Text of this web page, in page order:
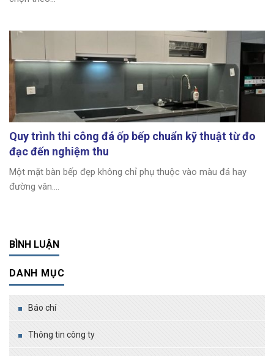
Quy trình thi công đá ốp bếp chuẩn kỹ thuật từ đo
đạc đến nghiệm thu
Một mặt bàn bếp đẹp không chỉ phụ thuộc vào màu đá hay
đường vân....
BÌNH LUẬN
DANH MỤC
Báo chí
Thông tin công ty